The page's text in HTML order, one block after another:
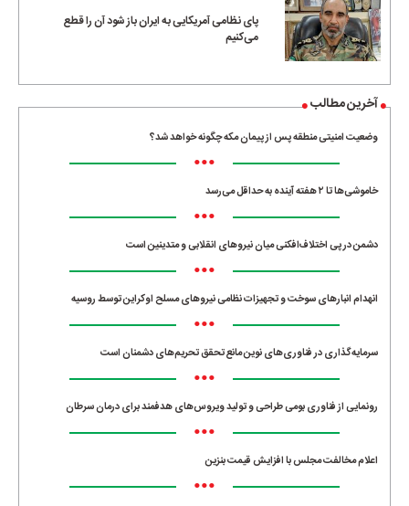
پای نظامی آمریکایی به ایران باز شود آن را قطع
می‌کنیم
آخرین مطالب
وضعیت امنیتی منطقه پس از پیمان مکه چگونه خواهد شد؟
•••
خاموشی‌ها تا ۲ هفته آینده به حداقل می‌رسد
•••
دشمن در پی اختلاف‌افکنی میان نیروهای انقلابی و متدینین است
•••
انهدام انبارهای سوخت و تجهیزات نظامی نیروهای مسلح اوکراین توسط روسیه
•••
سرمایه‌گذاری در فناوری‌های نوین مانع تحقق تحریم‌های دشمنان است
•••
رونمایی از فناوری بومی طراحی و تولید ویروس‌های هدفمند برای درمان سرطان
•••
اعلام مخالفت مجلس با افزایش قیمت بنزین
•••